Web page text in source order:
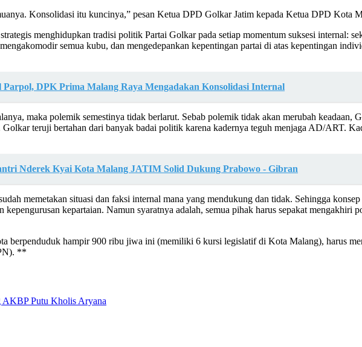
Konsolidasi itu kuncinya,” pesan Ketua DPD Golkar Jatim kepada Ketua DPD Kota
menghidupkan tradisi politik Partai Golkar pada setiap momentum suksesi internal:
semua kubu, dan mengedepankan kepentingan partai di atas kepentingan
DPK Prima Malang Raya Mengadakan Konsolidasi Internal
maka polemik semestinya tidak berlarut. Sebab polemik tidak akan merubah
teruji bertahan dari banyak badai politik karena kadernya teguh menjaga AD/ART.
Nderek Kyai Kota Malang JATIM Solid Dukung Prabowo - Gibran
memetakan situasi dan faksi internal mana yang mendukung dan tidak. Sehingga
kepengurusan kepartaian. Namun syaratnya adalah, semua pihak harus sepakat mengakhiri
berpenduduk hampir 900 ribu jiwa ini (memiliki 6 kursi legislatif di Kota Malang), harus
**
AKBP Putu Kholis Aryana